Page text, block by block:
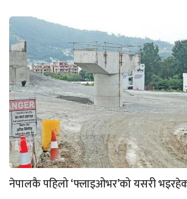
नेपालकै पहिलो ‘फ्लाइओभर’को यसरी